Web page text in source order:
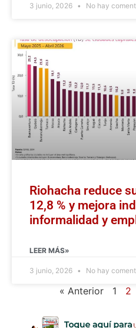
3 junio, 2026 No hay
Riohacha reduce
12,8 % y mejora
informalidad y
LEER MÁS»
3 junio, 2026 No hay
« Anterior 1 2